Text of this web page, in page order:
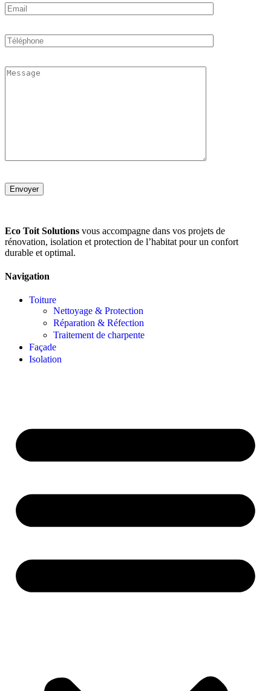
Eco Toit Solutions vous accompagne dans vos projets de
rénovation, isolation et protection de l’habitat pour un confort
durable et optimal.
Navigation
Toiture
Nettoyage & Protection
Réparation & Réfection
Traitement de charpente
Façade
Isolation